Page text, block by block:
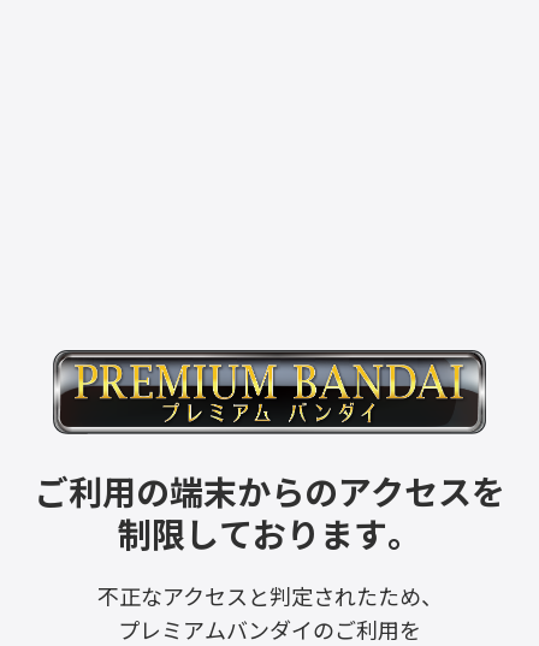
ご利用の端末からのアクセスを
制限しております。
不正なアクセスと判定されたため、
プレミアムバンダイのご利用を